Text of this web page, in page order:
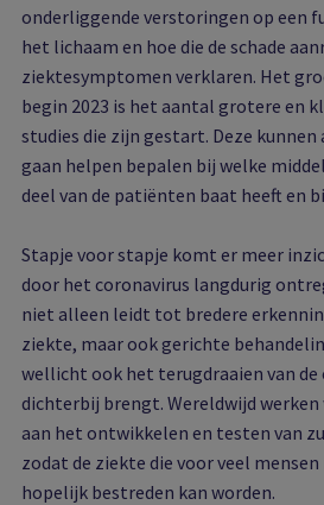
onderliggende verstoringen op een
het lichaam en hoe die de schade
ziektesymptomen verklaren. Het
begin 2023 is het aantal grotere en
studies die zijn gestart. Deze
gaan helpen bepalen bij welke
deel van de patiënten baat heeft en
Stapje voor stapje komt er meer
door het coronavirus langdurig
niet alleen leidt tot bredere
ziekte, maar ook gerichte
wellicht ook het terugdraaien van
dichterbij brengt. Wereldwijd werken
aan het ontwikkelen en testen van
zodat de ziekte die voor veel
hopelijk bestreden kan worden.